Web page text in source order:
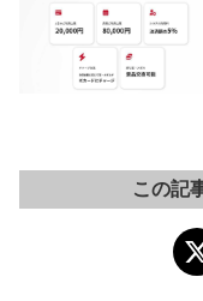
この記